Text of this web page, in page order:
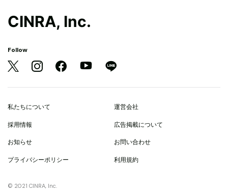
CINRA, Inc.
Follow
私たちについて 運営会社
採用情報 広告掲載について
お知らせ お問い合わせ
プライバシーポリシー 利用規約
© 2021 CINRA, Inc.